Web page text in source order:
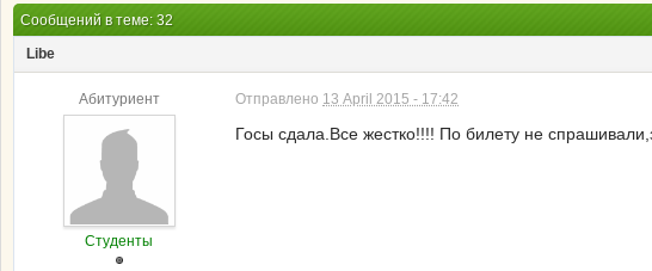
Сообщений в теме: 32
Libe
Абитуриент
Студенты
Отправлено 13 April 2015 - 17:42
Госы сдала.Все жестко!!!! По билету не